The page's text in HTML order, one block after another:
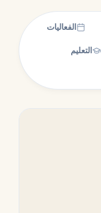
الفعاليات
التعليم